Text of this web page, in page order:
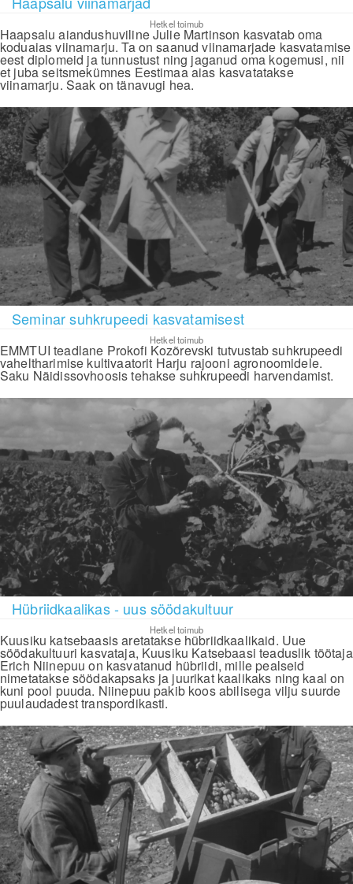
Hetkel toimub
Haapsalu aiandushuviline Julie Martinson kasvatab oma
koduaias viinamarju. Ta on saanud viinamarjade kasvatamise
eest diplomeid ja tunnustust ning jaganud oma kogemusi, nii
et juba seitsmekümnes Eestimaa aias kasvatatakse
viinamarju. Saak on tänavugi hea.
Seminar suhkrupeedi kasvatamisest
Hetkel toimub
EMMTUI teadlane Prokofi Kozõrevski tutvustab suhkrupeedi
vaheltharimise kultivaatorit Harju rajooni agronoomidele.
Saku Näidissovhoosis tehakse suhkrupeedi harvendamist.
Hübriidkaalikas - uus söödakultuur
Hetkel toimub
Kuusiku katsebaasis aretatakse hübriidkaalikaid. Uue
söödakultuuri kasvataja, Kuusiku Katsebaasi teaduslik töötaja
Erich Niinepuu on kasvatanud hübriidi, mille pealseid
nimetatakse söödakapsaks ja juurikat kaalikaks ning kaal on
kuni pool puuda. Niinepuu pakib koos abilisega vilju suurde
puulaudadest transpordikasti.